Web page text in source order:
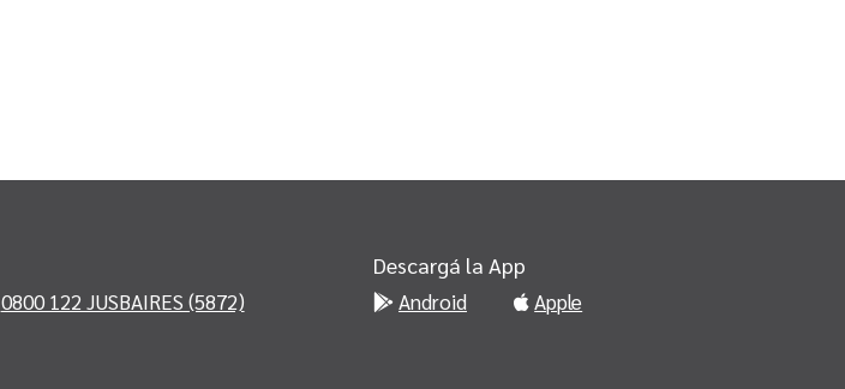
0800 122 JUSBAIRES (5872)
Descargá la App
Android Apple